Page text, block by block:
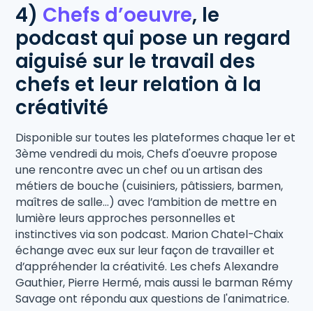
4) Chefs d’oeuvre, le
podcast qui pose un regard
aiguisé sur le travail des
chefs et leur relation à la
créativité
Disponible sur toutes les plateformes chaque 1er et
3ème vendredi du mois, Chefs d'oeuvre propose
une rencontre avec un chef ou un artisan des
métiers de bouche (cuisiniers, pâtissiers, barmen,
maîtres de salle…) avec l’ambition de mettre en
lumière leurs approches personnelles et
instinctives via son podcast. Marion Chatel-Chaix
échange avec eux sur leur façon de travailler et
d’appréhender la créativité. Les chefs Alexandre
Gauthier, Pierre Hermé, mais aussi le barman Rémy
Savage ont répondu aux questions de l'animatrice.